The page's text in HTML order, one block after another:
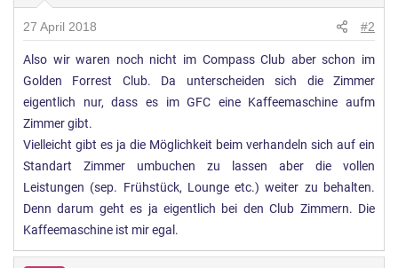
27 April 2018 #2
Also wir waren noch nicht im Compass Club aber schon im
Golden Forrest Club. Da unterscheiden sich die Zimmer
eigentlich nur, dass es im GFC eine Kaffeemaschine aufm
Zimmer gibt.
Vielleicht gibt es ja die Möglichkeit beim verhandeln sich auf ein
Standart Zimmer umbuchen zu lassen aber die vollen
Leistungen (sep. Frühstück, Lounge etc.) weiter zu behalten.
Denn darum geht es ja eigentlich bei den Club Zimmern. Die
Kaffeemaschine ist mir egal.